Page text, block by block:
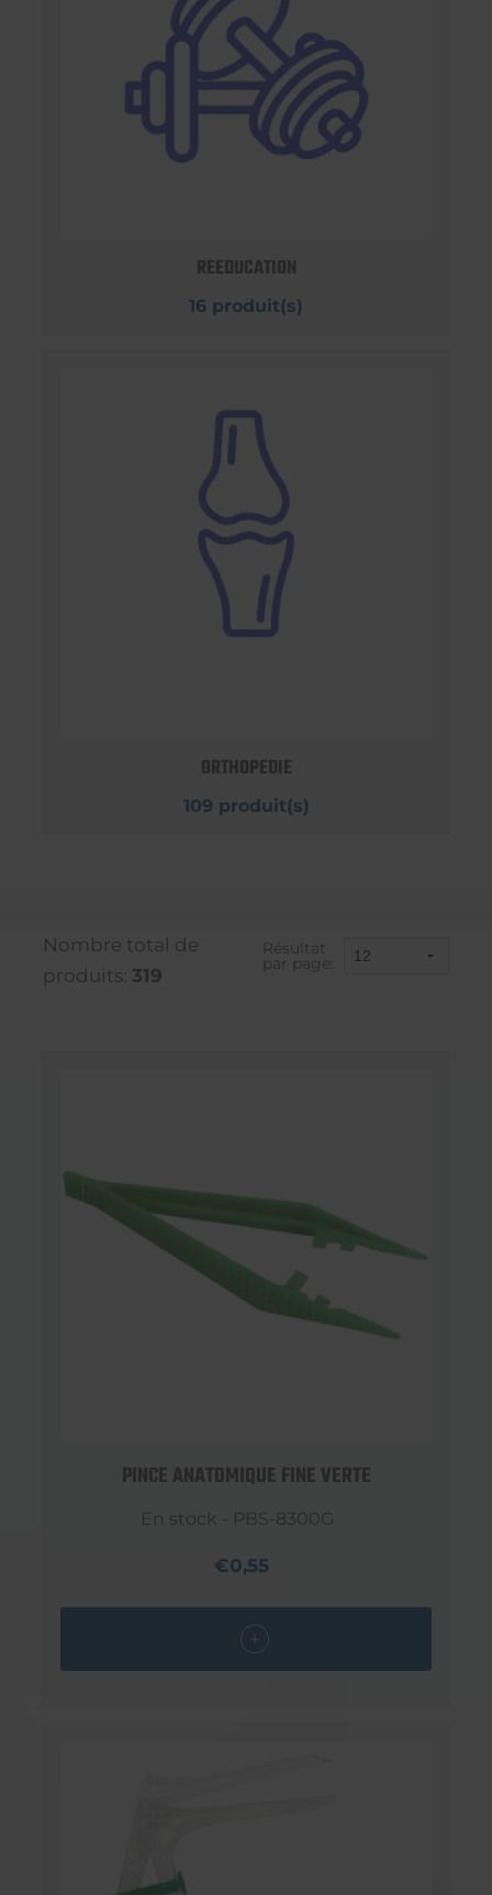
REEDUCATION
16 produit(s)
ORTHOPEDIE
109 produit(s)
Nombre total de
produits: 319
Résultat
par page:
PINCE ANATOMIQUE FINE VERTE
En stock - PBS-8300G
€0,55